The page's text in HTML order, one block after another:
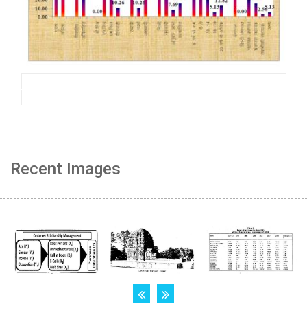
Recent Images